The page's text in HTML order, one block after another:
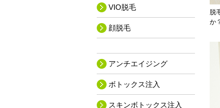
脱
か
VIO脱毛
顔脱毛
アンチエイジング
ボトックス注入
スキンボトックス注入